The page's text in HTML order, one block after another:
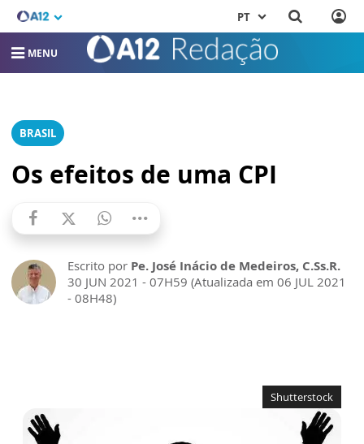
PT
MENU
BRASIL
Os efeitos de uma CPI
Escrito por Pe. José Inácio de Medeiros, C.Ss.R.
30 JUN 2021 - 07H59 (Atualizada em 06 JUL 2021
- 08H48)
Shutterstock